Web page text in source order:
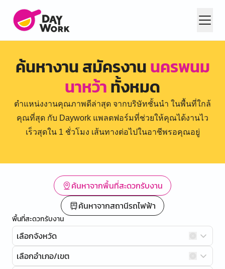
ค้นหางาน สมัครงานนครพนม
นาหว้าทั้งหมด
ตำแหน่งงานคุณภาพดีล่าสุด จากบริษัทชั้นนำ ในพื้นที่ใกล้
คุณที่สุด กับ Daywork แพลตฟอร์มที่ช่วยให้คุณได้งานไว
เร็วสุดใน 1 ชั่วโมง เส้นทางต่อไปในอาชีพรอคุณอยู่
ค้นหาจากพื้นที่สะดวกรับงาน
ค้นหาจากสถานีรถไฟฟ้า
พื้นที่สะดวกรับงาน
เลือกจังหวัด
เลือกอำเภอ/เขต